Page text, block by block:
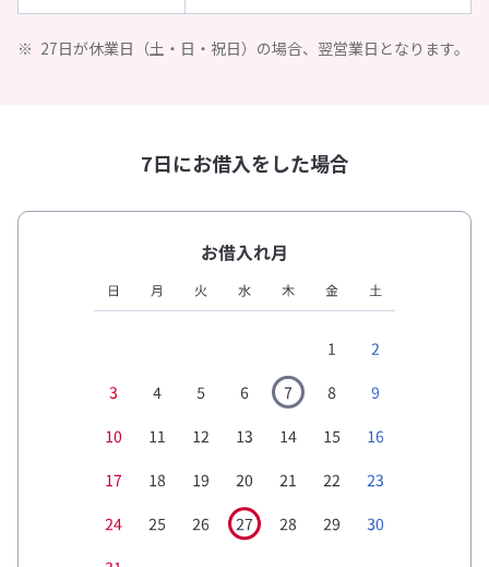
27日が休業日（土・日・祝日）の場合、翌営業日となります。
7日にお借入をした場合